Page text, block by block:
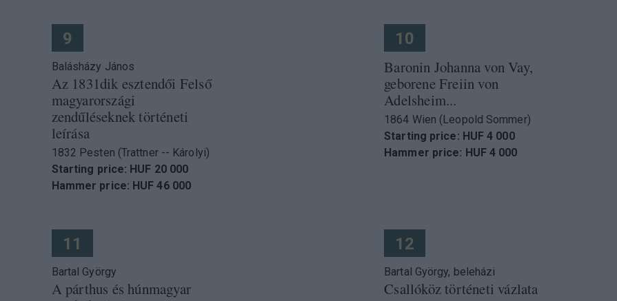
9
Balásházy János
Az 1831dik esztendői Felső
magyarországi
zendűléseknek történeti
leírása
1832 Pesten (Trattner -- Károlyi)
Starting price: HUF 20 000
Hammer price: HUF 46 000
10
Baronin Johanna von Vay,
geborene Freiin von
Adelsheim...
1864 Wien (Leopold Sommer)
Starting price: HUF 4 000
Hammer price: HUF 4 000
11
Bartal György
A párthus és húnmagyar
12
Bartal György, beleházi
Csallóköz történeti vázlata